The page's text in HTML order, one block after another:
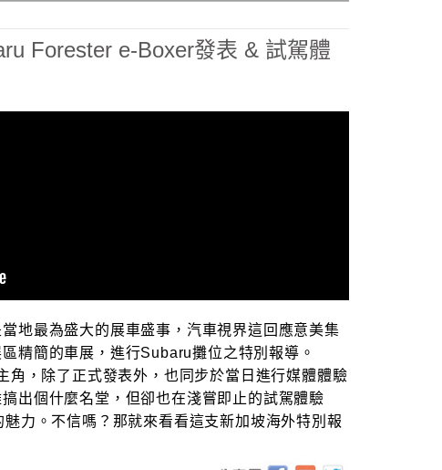
Forester e-Boxer發表 & 試駕體
地最為盛大的展車盛事，汽車視界這回應意美集
精簡的車展，進行Subaru攤位之特別報導。
，除了正式發表外，也同步於當日進行媒體體驗
出個什麼名堂，但卻也在淺嘗即止的試駕體驗
力。不信嗎？那就來看看這支新加坡海外特別報